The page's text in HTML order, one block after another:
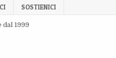
SOSTIENICI
dal 1999